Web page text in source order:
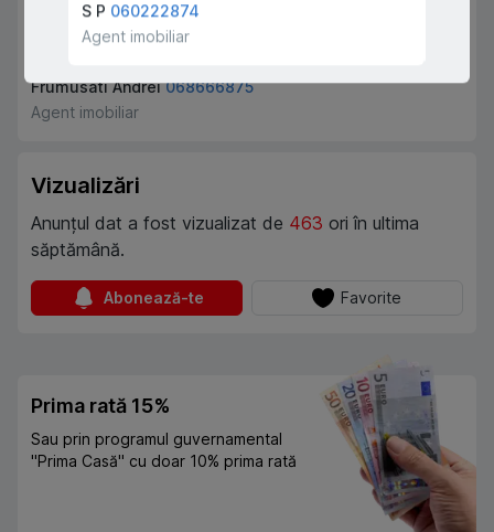
Șos Hancești
1
Frumusati Andrei 068666875
Agent imobiliar
Vizualizări
Anunțul dat a fost vizualizat de 463 ori în ultima
săptămână.
Abonează-te Favorite
Prima rată 15%
Sau prin programul guvernamental
"Prima Casă" cu doar 10% prima rată
S P 060222874
Agent imobiliar